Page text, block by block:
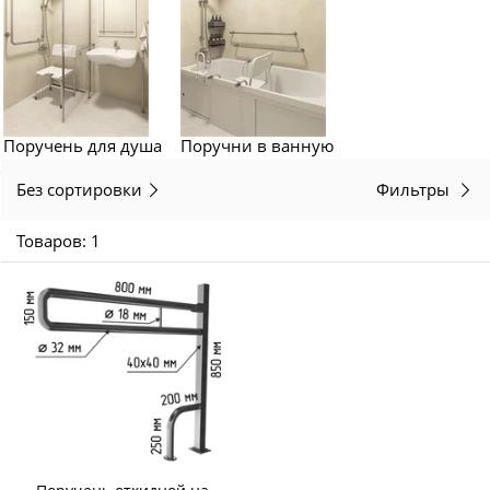
Поручень для душа
Поручни в ванную
Без сортировки
Фильтры
Товаров: 1
Унитазы для инвалидов
Поручни-опоры для спины на унитаз